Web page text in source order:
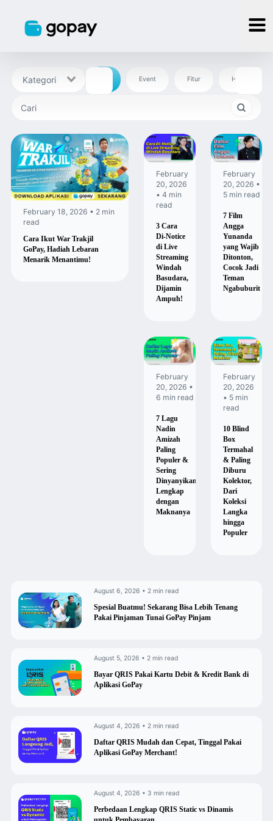
Event Fitur Hiburan
February 18, 2026 • 2 min
read
Cara Ikut War Trakjil
GoPay, Hadiah Lebaran
Menarik Menantimu!
February
20, 2026
• 4 min
read
3 Cara
Di-Notice
di Live
Streaming
Windah
Basudara,
Dijamin
Ampuh!
February
20, 2026 •
5 min read
7 Film
Angga
Yunanda
yang Wajib
Ditonton,
Cocok Jadi
Teman
Ngabuburit
February
20, 2026 •
6 min read
7 Lagu
Nadin
Amizah
Paling
Populer &
Sering
Dinyanyikan,
Lengkap
dengan
Maknanya
February
20, 2026
• 5 min
read
10 Blind
Box
Termahal
& Paling
Diburu
Kolektor,
Dari
Koleksi
Langka
hingga
Populer
August 6, 2026 • 2 min read
Spesial Buatmu! Sekarang Bisa Lebih Tenang
Pakai Pinjaman Tunai GoPay Pinjam
August 5, 2026 • 2 min read
Bayar QRIS Pakai Kartu Debit & Kredit Bank di
Aplikasi GoPay
August 4, 2026 • 2 min read
Daftar QRIS Mudah dan Cepat, Tinggal Pakai
Aplikasi GoPay Merchant!
August 4, 2026 • 3 min read
Perbedaan Lengkap QRIS Static vs Dinamis